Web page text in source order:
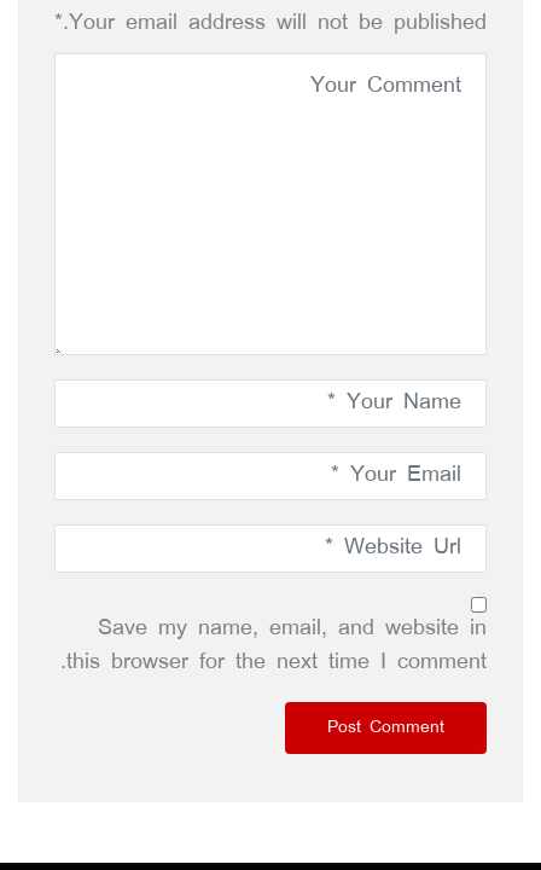
Your email address will not be published.*
Save my name, email, and website in
this browser for the next time I comment.